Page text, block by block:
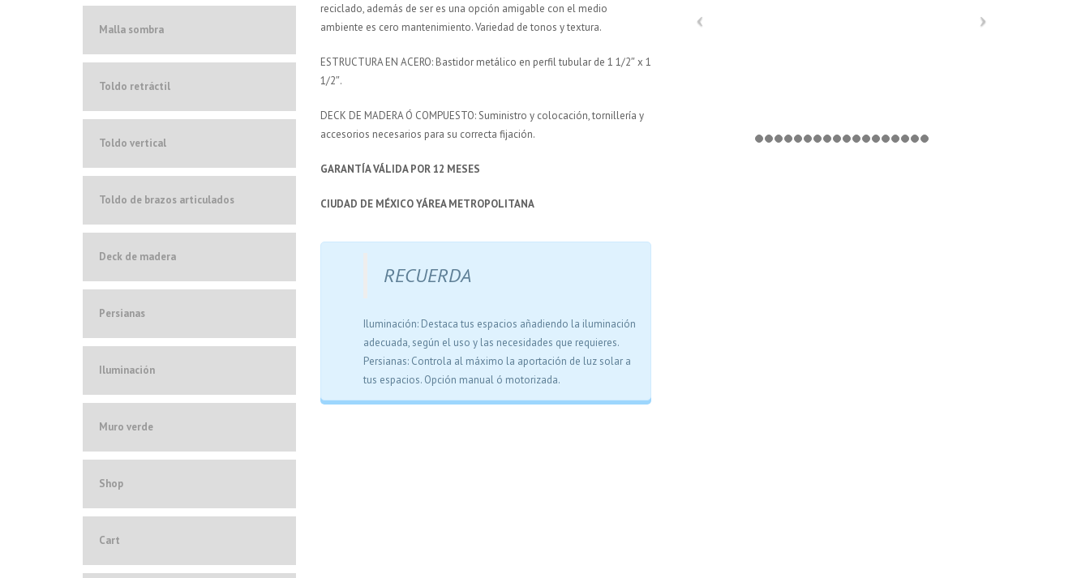
Malla sombra
Toldo retráctil
Toldo vertical
Toldo de brazos articulados
Deck de madera
Persianas
Iluminación
Muro verde
Shop
Cart
reciclado, además de ser es una opción amigable con el medio
ambiente es cero mantenimiento. Variedad de tonos y textura.
ESTRUCTURA EN ACERO: Bastidor metálico en perfil tubular de 1 1/2″ x 1
1/2″.
DECK DE MADERA Ó COMPUESTO: Suministro y colocación, tornillería y
accesorios necesarios para su correcta fijación.
GARANTÍA VÁLIDA POR 12 MESES
CIUDAD DE MÉXICO YÁREA METROPOLITANA
RECUERDA
Iluminación: Destaca tus espacios añadiendo la iluminación
adecuada, según el uso y las necesidades que requieres.
Persianas: Controla al máximo la aportación de luz solar a
tus espacios. Opción manual ó motorizada.